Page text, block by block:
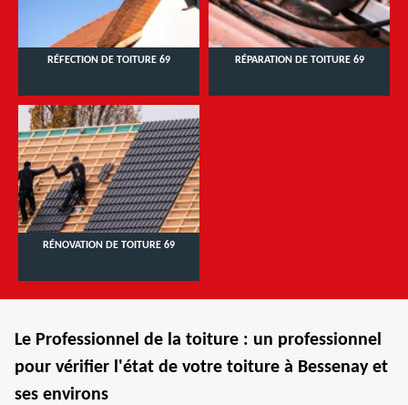
RÉFECTION DE TOITURE 69 RÉPARATION DE TOITURE 69
RÉNOVATION DE TOITURE 69
Le Professionnel de la toiture : un professionnel
pour vérifier l'état de votre toiture à Bessenay et
ses environs